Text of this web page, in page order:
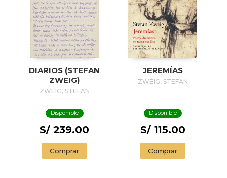
DIARIOS (STEFAN
ZWEIG)
ZWEIG, STEFAN
Disponible
S/ 239.00
Comprar
JEREMÍAS
ZWEIG, STEFAN
Disponible
S/ 115.00
Comprar